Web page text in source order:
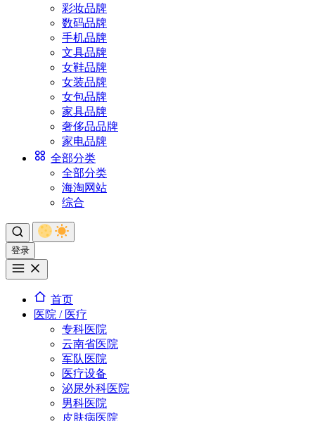
彩妆品牌
数码品牌
手机品牌
文具品牌
女鞋品牌
女装品牌
女包品牌
家具品牌
奢侈品品牌
家电品牌
全部分类
全部分类
海淘网站
综合
登录
首页
医院 / 医疗
专科医院
云南省医院
军队医院
医疗设备
泌尿外科医院
男科医院
皮肤病医院